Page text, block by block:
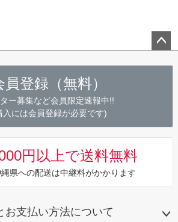
員登録（無料）
ー募集など会員限定速報中!!
入には会員登録が必要です)
円以上で送料無料
県への配送は中継料がかかります
お支払い方法について